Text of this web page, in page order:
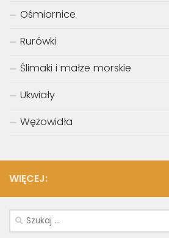
Ośmiornice
Rurówki
Ślimaki i małże morskie
Ukwiały
Wężowidła
WIĘCEJ:
Szukaj: